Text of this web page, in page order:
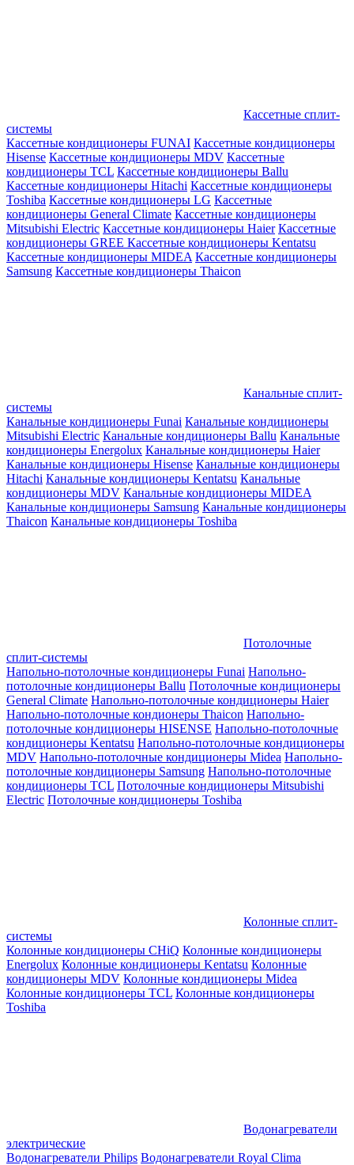
Кассетные сплит-
системы
Кассетные кондиционеры FUNAI Кассетные кондиционеры
Hisense Кассетные кондиционеры MDV Кассетные
кондиционеры TCL Кассетные кондиционеры Ballu
Кассетные кондиционеры Hitachi Кассетные кондиционеры
Toshiba Кассетные кондиционеры LG Кассетные
кондиционеры General Climate Кассетные кондиционеры
Mitsubishi Electric Кассетные кондиционеры Haier Кассетные
кондиционеры GREE Кассетные кондиционеры Kentatsu
Кассетные кондиционеры MIDEA Кассетные кондиционеры
Samsung Кассетные кондиционеры Thaicon
Канальные сплит-
системы
Канальные кондиционеры Funai Канальные кондиционеры
Mitsubishi Electric Канальные кондиционеры Ballu Канальные
кондиционеры Energolux Канальные кондиционеры Haier
Канальные кондиционеры Hisense Канальные кондиционеры
Hitachi Канальные кондиционеры Kentatsu Канальные
кондиционеры MDV Канальные кондиционеры MIDEA
Канальные кондиционеры Samsung Канальные кондиционеры
Thaicon Канальные кондиционеры Toshiba
Потолочные
сплит-системы
Напольно-потолочные кондиционеры Funai Напольно-
потолочные кондиционеры Ballu Потолочные кондиционеры
General Climate Напольно-потолочные кондиционеры Haier
Напольно-потолочные кондионеры Thaicon Напольно-
потолочные кондиционеры HISENSE Напольно-потолочные
кондиционеры Kentatsu Напольно-потолочные кондиционеры
MDV Напольно-потолочные кондиционеры Midea Напольно-
потолочные кондиционеры Samsung Напольно-потолочные
кондиционеры TCL Потолочные кондиционеры Mitsubishi
Electric Потолочные кондиционеры Toshiba
Колонные сплит-
системы
Колонные кондиционеры CHiQ Колонные кондиционеры
Energolux Колонные кондиционеры Kentatsu Колонные
кондиционеры MDV Колонные кондиционеры Midea
Колонные кондиционеры TCL Колонные кондиционеры
Toshiba
Водонагреватели
электрические
Водонагреватели Philips Водонагреватели Royal Clima